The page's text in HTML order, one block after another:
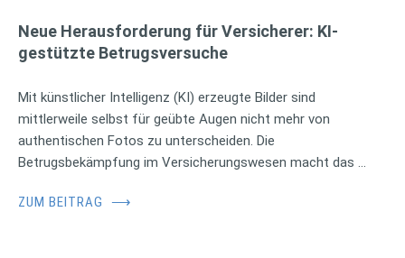
Neue Herausforderung für Versicherer: KI-
gestützte Betrugsversuche
Mit künstlicher Intelligenz (KI) erzeugte Bilder sind
mittlerweile selbst für geübte Augen nicht mehr von
authentischen Fotos zu unterscheiden. Die
Betrugsbekämpfung im Versicherungswesen macht das …
ZUM BEITRAG ⟶